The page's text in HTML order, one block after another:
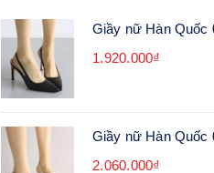
Giầy nữ Hàn Quốc
1.920.000₫
Giầy nữ Hàn Quốc
2.060.000₫